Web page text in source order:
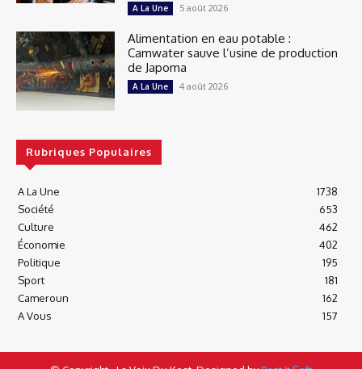
A La Une 5 août 2026
Alimentation en eau potable :
Camwater sauve l’usine de production
de Japoma
A La Une 4 août 2026
Rubriques Populaires
A La Une
1738
Société
653
Culture
462
Économie
402
Politique
195
Sport
181
Cameroun
162
A Vous
157